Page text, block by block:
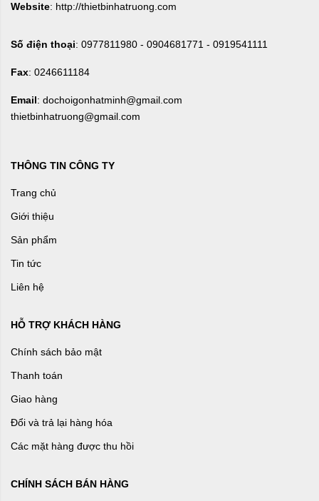
Website: http://thietbinhatruong.com
Số điện thoại: 0977811980 - 0904681771 - 0919541111
Fax: 0246611184
Email: dochoigonhatminh@gmail.com
thietbinhatruong@gmail.com
THÔNG TIN CÔNG TY
Trang chủ
Giới thiệu
Sản phẩm
Tin tức
Liên hệ
HỖ TRỢ KHÁCH HÀNG
Chính sách bảo mật
Thanh toán
Giao hàng
Đổi và trả lại hàng hóa
Các mặt hàng được thu hồi
CHÍNH SÁCH BÁN HÀNG